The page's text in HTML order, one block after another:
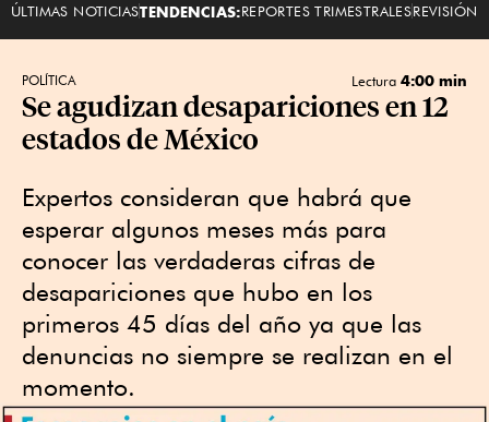
ÚLTIMAS NOTICIASTENDENCIAS:REPORTES TRIMESTRALESREVISIÓN
POLÍTICA Lectura 4:00 min
Se agudizan desapariciones en 12
estados de México
Expertos consideran que habrá que
esperar algunos meses más para
conocer las verdaderas cifras de
desapariciones que hubo en los
primeros 45 días del año ya que las
denuncias no siempre se realizan en el
momento.